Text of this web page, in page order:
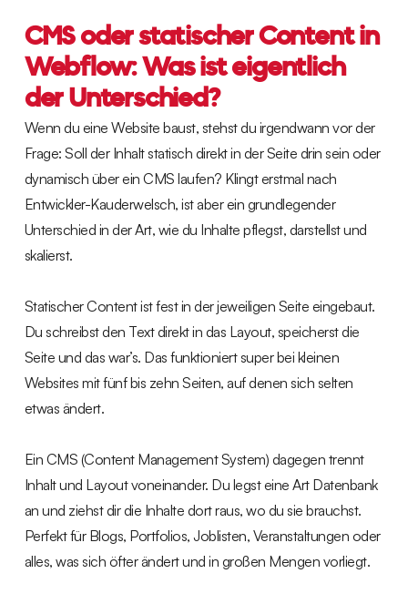
CMS oder statischer Content in
Webflow: Was ist eigentlich
der Unterschied?
Wenn du eine Website baust, stehst du irgendwann vor der
Frage: Soll der Inhalt statisch direkt in der Seite drin sein oder
dynamisch über ein CMS laufen? Klingt erstmal nach
Entwickler-Kauderwelsch, ist aber ein grundlegender
Unterschied in der Art, wie du Inhalte pflegst, darstellst und
skalierst.
Statischer Content ist fest in der jeweiligen Seite eingebaut.
Du schreibst den Text direkt in das Layout, speicherst die
Seite und das war’s. Das funktioniert super bei kleinen
Websites mit fünf bis zehn Seiten, auf denen sich selten
etwas ändert.
Ein CMS (Content Management System) dagegen trennt
Inhalt und Layout voneinander. Du legst eine Art Datenbank
an und ziehst dir die Inhalte dort raus, wo du sie brauchst.
Perfekt für Blogs, Portfolios, Joblisten, Veranstaltungen oder
alles, was sich öfter ändert und in großen Mengen vorliegt.